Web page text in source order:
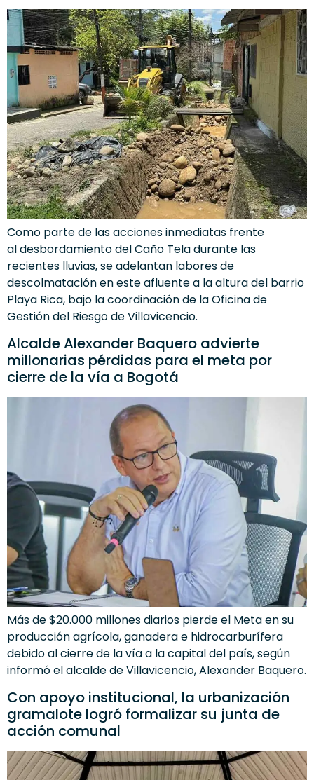
Como parte de las acciones inmediatas frente
al desbordamiento del Caño Tela durante las
recientes lluvias, se adelantan labores de
descolmatación en este afluente a la altura del barrio
Playa Rica, bajo la coordinación de la Oficina de
Gestión del Riesgo de Villavicencio.
Alcalde Alexander Baquero advierte
millonarias pérdidas para el meta por
cierre de la vía a Bogotá
Más de $20.000 millones diarios pierde el Meta en su
producción agrícola, ganadera e hidrocarburífera
debido al cierre de la vía a la capital del país, según
informó el alcalde de Villavicencio, Alexander Baquero.
Con apoyo institucional, la urbanización
gramalote logró formalizar su junta de
acción comunal